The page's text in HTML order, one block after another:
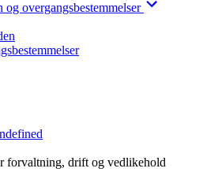
overgangsbestemmelser
forvaltning, drift og vedlikehold